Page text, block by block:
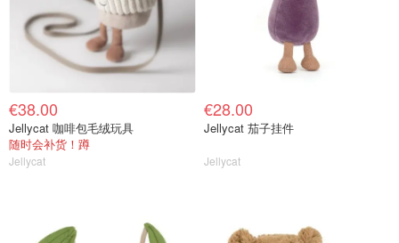
€38.00
Jellycat 咖啡包毛绒玩具
随时会补货！蹲
Jellycat
€28.00
Jellycat 茄子挂件
Jellycat